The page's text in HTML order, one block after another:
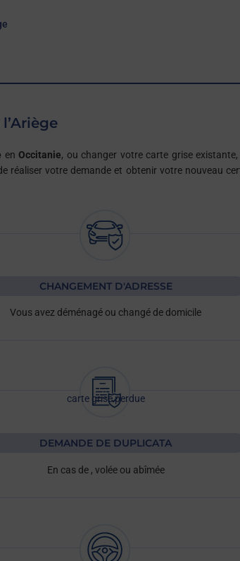
enOccitanie, ou changer votre carte grise
réaliser votre demande et obtenir votre nouveau
CHANGEMENT D'ADRESSE
Vous avez déménagé ou changé de domicile
DEMANDE DE DUPLICATA
En cas de
carte grise perdue
, volée ou abîmée